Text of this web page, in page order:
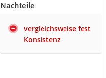
Nachteile
vergleichsweise fest
Konsistenz